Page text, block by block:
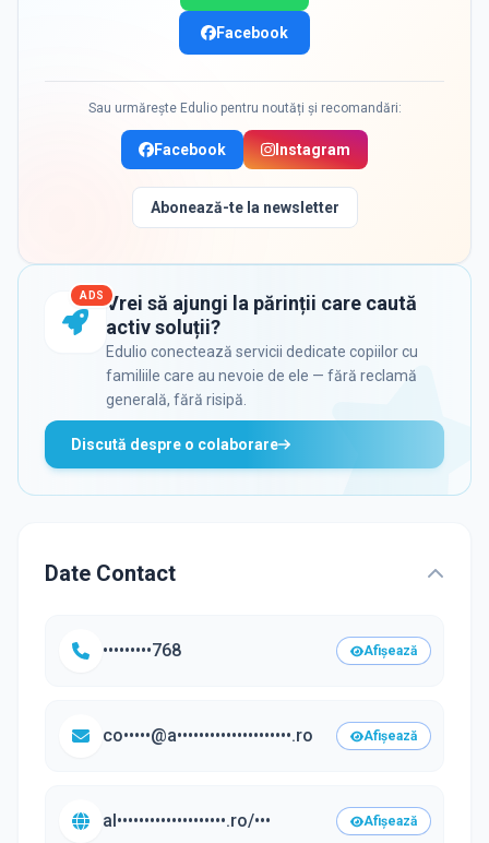
Facebook
Sau urmărește Edulio pentru noutăți și recomandări:
Facebook Instagram
Abonează-te la newsletter
ADS Vrei să ajungi la părinții care caută
activ soluții?
Edulio conectează servicii dedicate copiilor cu
familiile care au nevoie de ele — fără reclamă
generală, fără risipă.
Discută despre o colaborare
Date Contact
•••••••••768 Afișează
co•••••@a•••••••••••••••••••••.ro Afișează
al••••••••••••••••••••.ro/••• Afișează